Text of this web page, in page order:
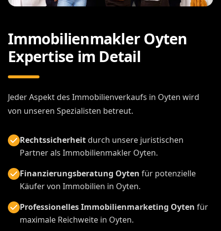
Immobilienmakler Oyten
Expertise im Detail
Jeder Aspekt des Immobilienverkaufs in Oyten wird
von unseren Spezialisten betreut.
Rechtssicherheitdurch unsere juristischen
Partner als Immobilienmakler Oyten.
Finanzierungsberatung Oyten für potenzielle
Käufer von Immobilien in Oyten.
Professionelles Immobilienmarketing Oyten für
maximale Reichweite in Oyten.